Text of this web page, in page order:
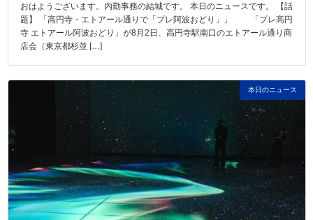
おはようございます。内勤事務の結城です。 本日のニュースです。 【話
題】 「高円寺・エトアール通りで「プレ阿波おどり」」 「プレ高円
寺 エトアール阿波おどり」が8月2日、高円寺駅南口のエトアール通り商
店会（東京都杉並 […]
本日のニュース